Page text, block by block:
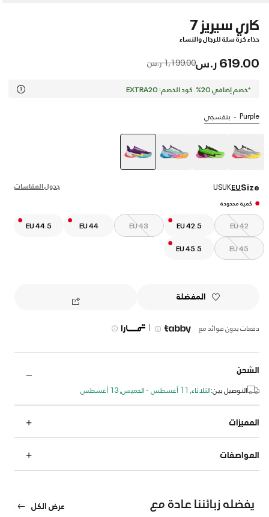
كاري سيريز 7
حذاء كرة سلة للرجال والنساء
619.00 ر.س Price reduced from
1,199.00 ر.س to
*خصم إضافي 20%. كود الخصم: EXTRA20
Purple بنفسجي
جدول المقاسات Size
EU
UK
US
كمية محدودة
EU 42
EU 42.5
EU 43
EU 44
EU 44.5
EU 45
EU 45.5
المفضلة
دفعات بدون فوائد مع |
الشحن
التوصيل بين:الثلاثاء, 11 أغسطس - الخميس, 13 أغسطس
المميزات
المواصفات
يفضله زبائننا عادة مع عرض الكل